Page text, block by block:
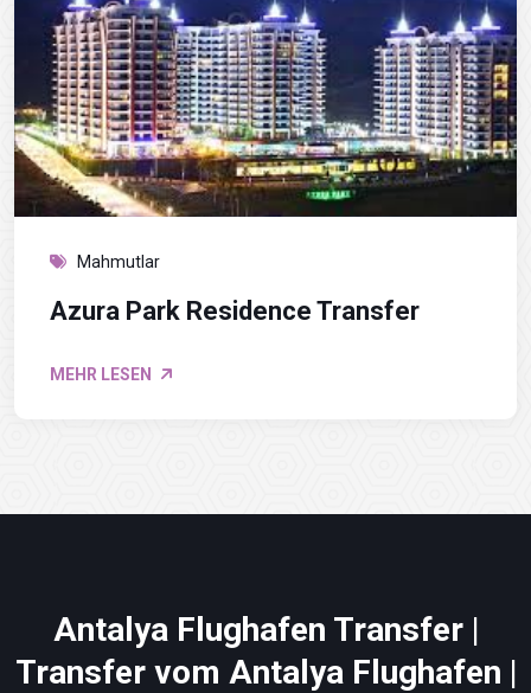
Mahmutlar
Azura Park Residence Transfer
MEHR LESEN
Antalya Flughafen Transfer |
Transfer vom Antalya Flughafen |